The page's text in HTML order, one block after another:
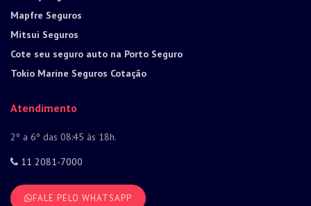
Mapfre Seguros
Mitsui Seguros
Cote seu seguro auto na Porto Seguro
Tokio Marine Seguros Cotação
Atendimento
2º a 6º das 08:45 às 18h.
11 2081-7000
FALE PELO WHATSAPP